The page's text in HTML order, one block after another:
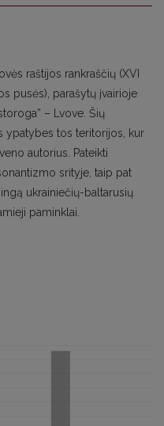
raštijos rankraščių (XVI
pusės), parašytų įvairioje
– Lvove. Šių
ypatybes tos teritorijos, kur
autorius. Pateikti
srityje, taip pat
ukrainiečių-baltarusių
paminklai.